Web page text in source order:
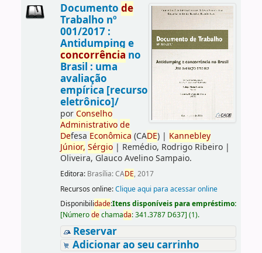
Documento de
Trabalho nº
001/2017 :
Antidumping e
concorrência no
Brasil : uma
avaliação
empírica [recurso
eletrônico]/
porConselho
Administrativo de
Defesa Econômica (CADE)| Kannebley
Júnior, Sérgio| Remédio, Rodrigo Ribeiro|
Oliveira, Glauco Avelino Sampaio.
Editora: Brasília: CADE, 2017
Recursos online:Clique aqui para acessar online
Disponibilidade:Itens disponíveis para empréstimo:
[Númerodechamada:341.3787 D637] (1).
Reservar
Adicionar ao seu carrinho